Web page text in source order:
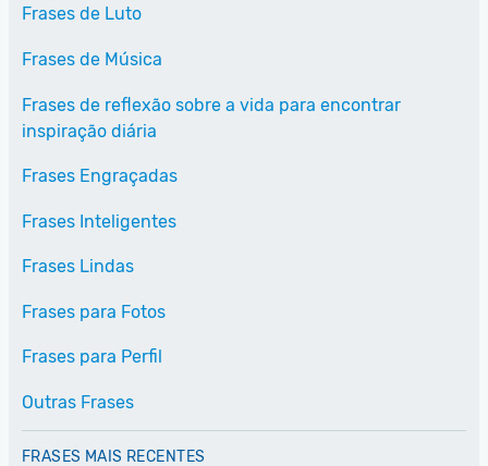
Frases de Luto
Frases de Música
Frases de reflexão sobre a vida para encontrar
inspiração diária
Frases Engraçadas
Frases Inteligentes
Frases Lindas
Frases para Fotos
Frases para Perfil
Outras Frases
FRASES MAIS RECENTES